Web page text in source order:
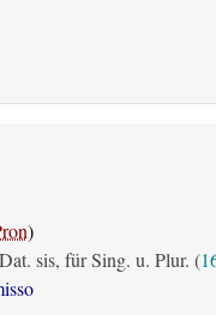
)
sis, für Sing. u. Plur. (